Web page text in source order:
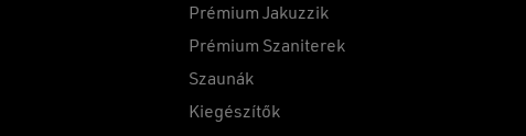
Prémium Jakuzzik
Prémium Szaniterek
Szaunák
Kiegészítők